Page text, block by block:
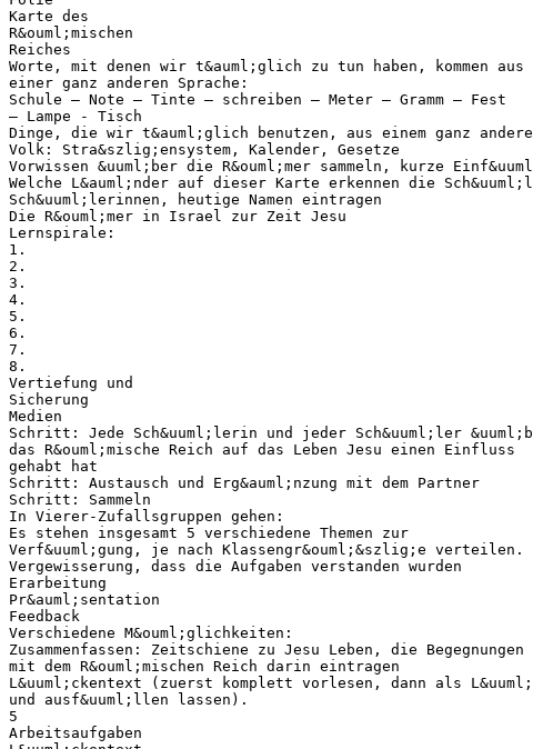
Karte des
R&ouml;mischen
Reiches
Worte, mit denen wir t&auml;glich zu tun haben, kommen aus
einer ganz anderen Sprache:
Schule – Note – Tinte – schreiben – Meter – Gramm – Fest
– Lampe - Tisch
Dinge, die wir t&auml;glich benutzen, aus einem ganz
Volk: Stra&szlig;ensystem, Kalender, Gesetze
Vorwissen &uuml;ber die R&ouml;mer sammeln, kurze
Welche L&auml;nder auf dieser Karte erkennen die
Sch&uuml;lerinnen, heutige Namen eintragen
Die R&ouml;mer in Israel zur Zeit Jesu
Lernspirale:
1.
2.
3.
4.
5.
6.
7.
8.
Vertiefung und
Sicherung
Medien
Schritt: Jede Sch&uuml;lerin und jeder Sch&uuml;ler
das R&ouml;mische Reich auf das Leben Jesu einen Einfluss
gehabt hat
Schritt: Austausch und Erg&auml;nzung mit dem Partner
Schritt: Sammeln
In Vierer-Zufallsgruppen gehen:
Es stehen insgesamt 5 verschiedene Themen zur
Verf&uuml;gung, je nach Klassengr&ouml;&szlig;e verteilen.
Vergewisserung, dass die Aufgaben verstanden wurden
Erarbeitung
Pr&auml;sentation
Feedback
Verschiedene M&ouml;glichkeiten:
Zusammenfassen: Zeitschiene zu Jesu Leben, die Begegnungen
mit dem R&ouml;mischen Reich darin eintragen
L&uuml;ckentext (zuerst komplett vorlesen, dann als
und ausf&uuml;llen lassen).
5
Arbeitsaufgaben